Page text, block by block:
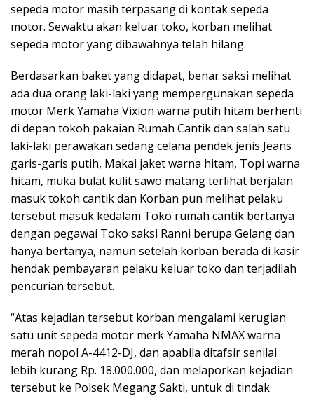
sepeda motor masih terpasang di kontak sepeda
motor. Sewaktu akan keluar toko, korban melihat
sepeda motor yang dibawahnya telah hilang.
Berdasarkan baket yang didapat, benar saksi melihat
ada dua orang laki-laki yang mempergunakan sepeda
motor Merk Yamaha Vixion warna putih hitam berhenti
di depan tokoh pakaian Rumah Cantik dan salah satu
laki-laki perawakan sedang celana pendek jenis Jeans
garis-garis putih, Makai jaket warna hitam, Topi warna
hitam, muka bulat kulit sawo matang terlihat berjalan
masuk tokoh cantik dan Korban pun melihat pelaku
tersebut masuk kedalam Toko rumah cantik bertanya
dengan pegawai Toko saksi Ranni berupa Gelang dan
hanya bertanya, namun setelah korban berada di kasir
hendak pembayaran pelaku keluar toko dan terjadilah
pencurian tersebut.
“Atas kejadian tersebut korban mengalami kerugian
satu unit sepeda motor merk Yamaha NMAX warna
merah nopol A-4412-DJ, dan apabila ditafsir senilai
lebih kurang Rp. 18.000.000, dan melaporkan kejadian
tersebut ke Polsek Megang Sakti, untuk di tindak